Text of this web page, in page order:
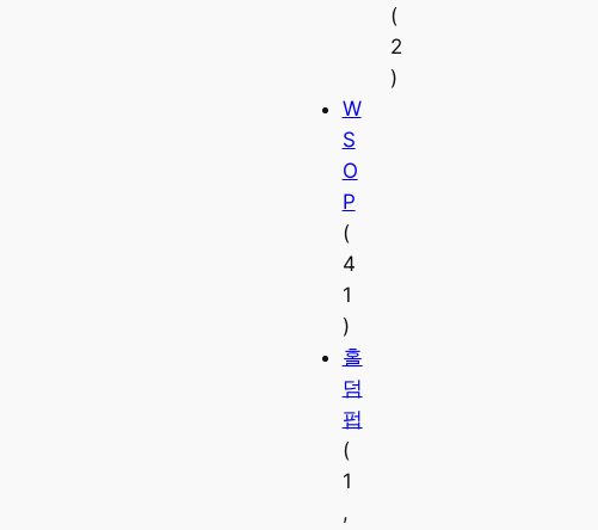
(
2
)
W
S
O
P
(
4
1
)
홀
덤
펍
(
1
,